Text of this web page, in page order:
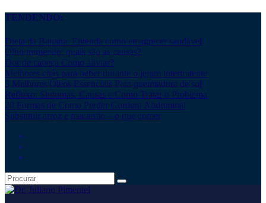
TENDENDO:
Dieta da Banana: Entenda como emagrecer saudável
Olho tremendo: quais são as causas?
Dor de cabeça Como aliviar?
Melhores chás para beber durante o jejum intermitente
5 Melhores Óleos Essenciais Para queimadura de sol
Refluxo: Sintomas, Causas e Como Tratar o Problema
20 Formas de Como Perder Gordura Abdominal
Substituir arroz e macarrão – o que comer